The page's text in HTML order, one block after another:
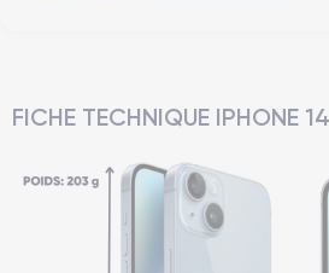
FICHE TECHNIQUE IPHONE